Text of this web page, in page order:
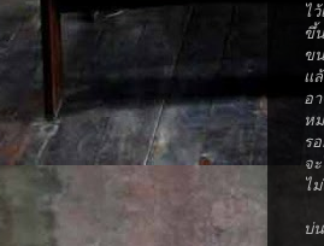
ไ
ขึ้
ข
แ
อ
ห
ร
จ
ไ
บ่